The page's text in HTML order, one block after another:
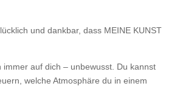
und dankbar, dass MEINE KUNST
immer auf dich – unbewusst. Du kannst
welche Atmosphäre du in einem